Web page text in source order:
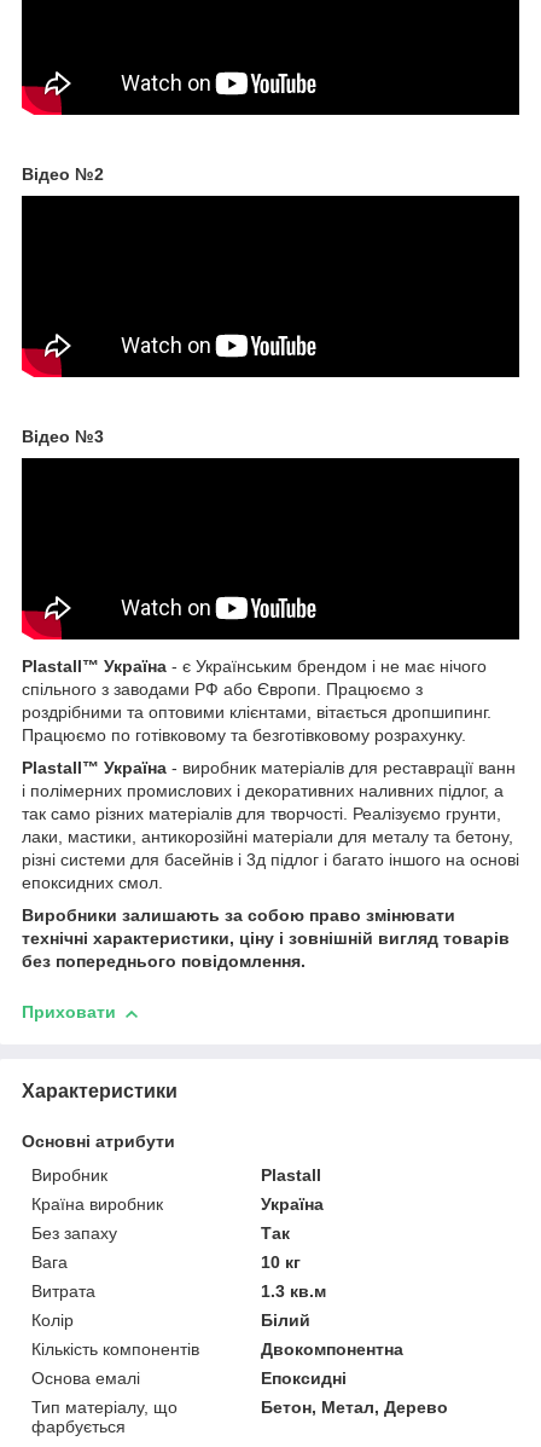
Відео №2
Відео №3
Plastall™ Україна - є Українським брендом і не має нічого
спільного з заводами РФ або Європи. Працюємо з
роздрібними та оптовими клієнтами, вітається дропшипинг.
Працюємо по готівковому та безготівковому розрахунку.
Plastall™ Україна - виробник матеріалів для реставрації ванн
і полімерних промислових і декоративних наливних підлог, а
так само різних матеріалів для творчості. Реалізуємо грунти,
лаки, мастики, антикорозійні матеріали для металу та бетону,
різні системи для басейнів і 3д підлог і багато іншого на основі
епоксидних смол.
Виробники залишають за собою право змінювати
технічні характеристики, ціну і зовнішній вигляд товарів
без попереднього повідомлення.
Приховати
Характеристики
Основні атрибути
Виробник
Plastall
Країна виробник
Україна
Без запаху
Так
Вага
10 кг
Витрата
1.3 кв.м
Колір
Білий
Кількість компонентів
Двокомпонентна
Основа емалі
Епоксидні
Тип матеріалу, що
фарбується
Бетон, Метал, Дерево